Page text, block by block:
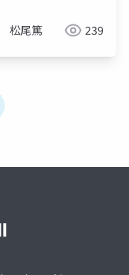
松尾篤 239